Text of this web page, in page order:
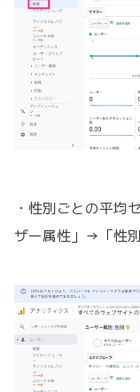
・性別ごとの平均
ザー属性」→「性別